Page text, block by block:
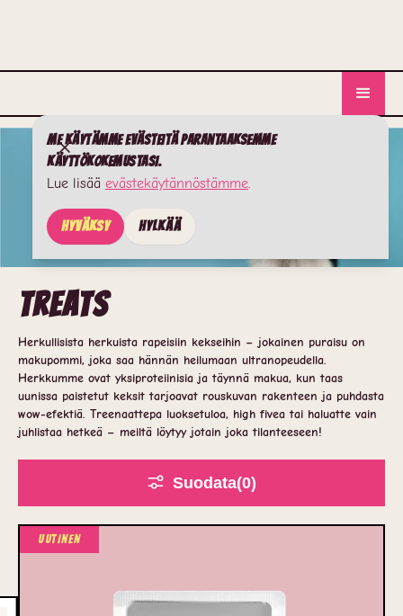
Me käytämme evästeitä parantaaksemme
käyttökokemustasi.
Lue lisää evästekäytännöstämme.
Hyväksy Hylkää
Treats
Herkullisista herkuista rapeisiin kekseihin – jokainen puraisu on
makupommi, joka saa hännän heilumaan ultranopeudella.
Herkkumme ovat yksiproteiinisia ja täynnä makua, kun taas
uunissa paistetut keksit tarjoavat rouskuvan rakenteen ja puhdasta
wow-efektiä. Treenaattepa luoksetuloa, high fivea tai haluatte vain
juhlistaa hetkeä – meiltä löytyy jotain joka tilanteeseen!
Suodata(0)
Uutinen